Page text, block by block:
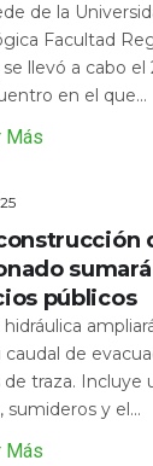
de la
Facultad
se llevó a cabo
en el que...
Más
públicos
hidráulica
caudal de
traza. Incluye
sumideros y el...
Más